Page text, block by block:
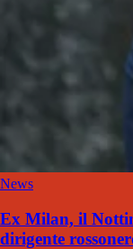
News
Ex Milan, il
dirigente